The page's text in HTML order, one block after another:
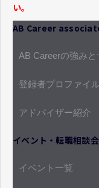
い。
AB Career
AB Careerの強み
登録者プロファイ
アドバイザー紹介
イベント・転職相談会
イベント一覧